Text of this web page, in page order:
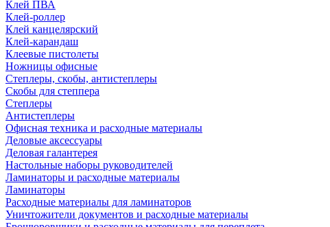
Клей ПВА
Клей-роллер
Клей канцелярский
Клей-карандаш
Клеевые пистолеты
Ножницы офисные
Степлеры, скобы, антистеплеры
Скобы для степпера
Степлеры
Антистеплеры
Офисная техника и расходные материалы
Деловые аксессуары
Деловая галантерея
Настольные наборы руководителей
Ламинаторы и расходные материалы
Ламинаторы
Расходные материалы для ламинаторов
Уничтожители документов и расходные материалы